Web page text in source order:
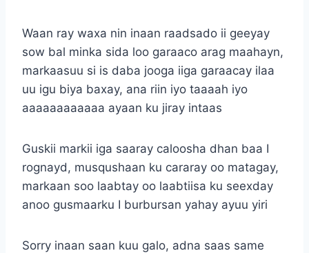
Waan ray waxa nin inaan raadsado ii geeyay
sow bal minka sida loo garaaco arag maahayn,
markaasuu si is daba jooga iiga garaacay ilaa
uu igu biya baxay, ana riin iyo taaaah iyo
aaaaaaaaaaaa ayaan ku jiray intaas
Guskii markii iga saaray caloosha dhan baa I
rognayd, musqushaan ku cararay oo matagay,
markaan soo laabtay oo laabtiisa ku seexday
anoo gusmaarku I burbursan yahay ayuu yiri
Sorry inaan saan kuu galo, adna saas same